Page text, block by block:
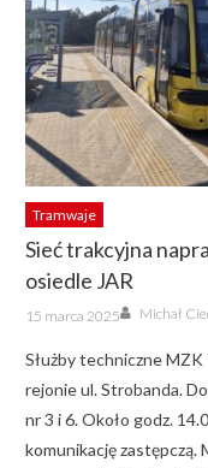
Tramwaje
Sieć trakcyjna
osiedle JAR
Posted
on
15 marca 2025 Author
Michał
Służby techniczne
rejonie ul. Strobanda.
nr 3 i 6. Około godz.
komunikację zastępczą.